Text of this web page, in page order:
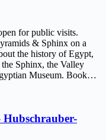
for public visits.
& Sphinx on a
the history of Egypt,
Sphinx, the Valley
Museum. Book…